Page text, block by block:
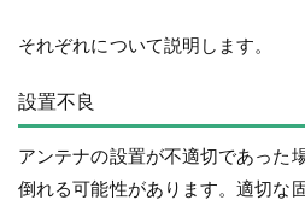
それぞれについて説明します。
設置不良
アンテナの設置が不適切であった
倒れる可能性があります。適切な